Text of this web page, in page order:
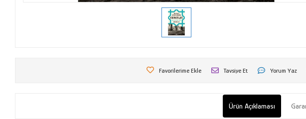
Favorilerime Ekle Tavsiye Et Yorum Yaz
Ürün Açıklaması